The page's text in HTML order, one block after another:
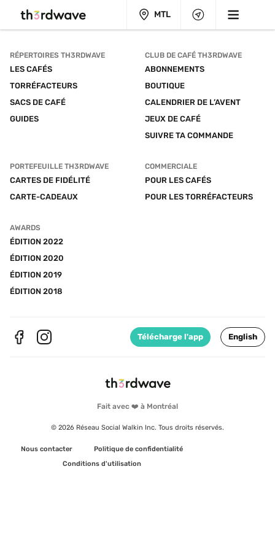
MTL
Fait avec ❤️ à Montréal
© 2026 Réseau Social Walkin Inc. Tous droits réservés.
Nous contacter
Politique de confidentialité
Conditions d'utilisation
RÉPERTOIRES TH3RDWAVE
LES CAFÉS
TORRÉFACTEURS
SACS DE CAFÉ
GUIDES
CLUB DE CAFÉ TH3RDWAVE
ABONNEMENTS
BOUTIQUE
CALENDRIER DE L’AVENT
JEUX DE CAFÉ
SUIVRE TA COMMANDE
PORTEFEUILLE TH3RDWAVE
CARTES DE FIDÉLITÉ
CARTE-CADEAUX
COMMERCIALE
POUR LES CAFÉS
POUR LES TORRÉFACTEURS
AWARDS
ÉDITION 2022
ÉDITION 2020
ÉDITION 2019
ÉDITION 2018
Télécharge l'app English